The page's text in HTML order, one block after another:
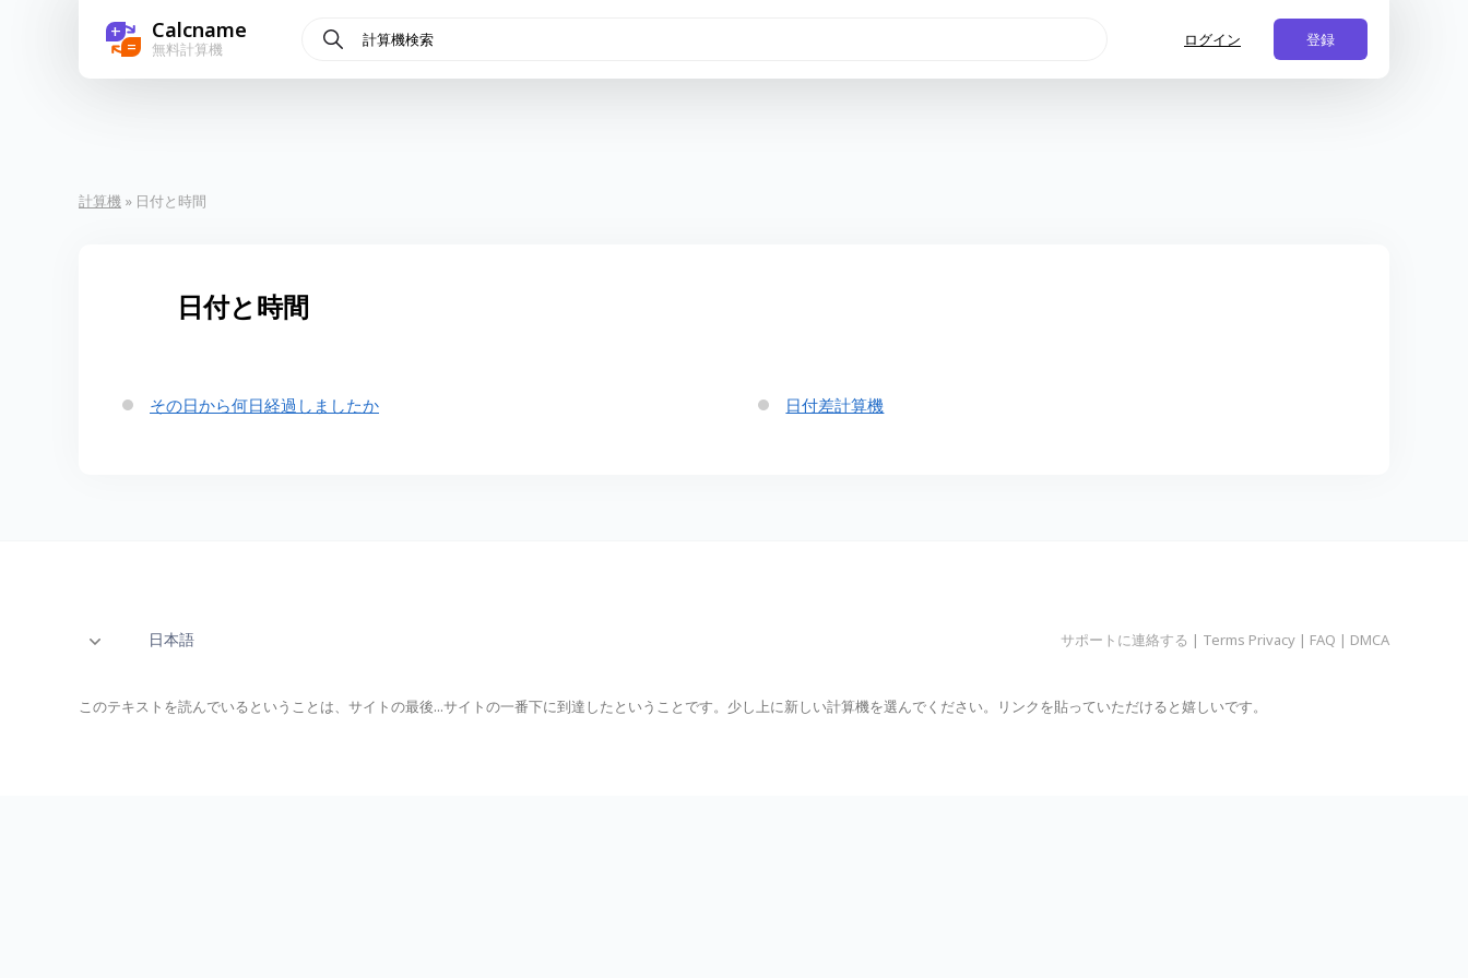
+
=
Calcname
無料計算機 ログイン 登録
計算機 » 日付と時間
日付と時間
その日から何日経過しましたか 日付差計算機
日本語 サポートに連絡する | Terms Privacy | FAQ | DMCA
このテキストを読んでいるということは、サイトの最後...サイトの一番下に到達したということです。少し上に新しい計算機を選んでください。リンクを貼っていただけると嬉しいです。